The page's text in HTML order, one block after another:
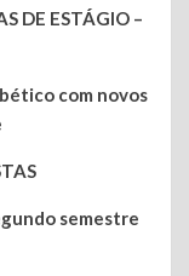
DE ESTÁGIO –
com novos
semestre